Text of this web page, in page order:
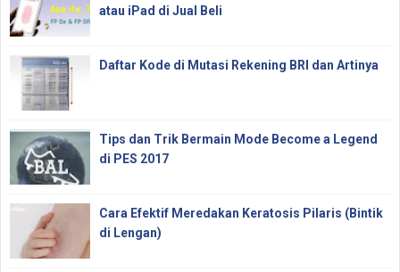
atau iPad di Jual Beli
Daftar Kode di Mutasi Rekening BRI dan Artinya
Tips dan Trik Bermain Mode Become a Legend
di PES 2017
Cara Efektif Meredakan Keratosis Pilaris (Bintik
di Lengan)